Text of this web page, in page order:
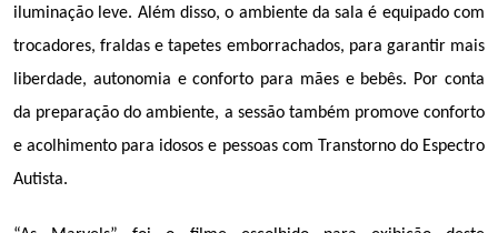
iluminação leve. Além disso, o ambiente da sala é equipado com
trocadores, fraldas e tapetes emborrachados, para garantir mais
liberdade, autonomia e conforto para mães e bebês. Por conta
da preparação do ambiente, a sessão também promove conforto
e acolhimento para idosos e pessoas com Transtorno do Espectro
Autista.